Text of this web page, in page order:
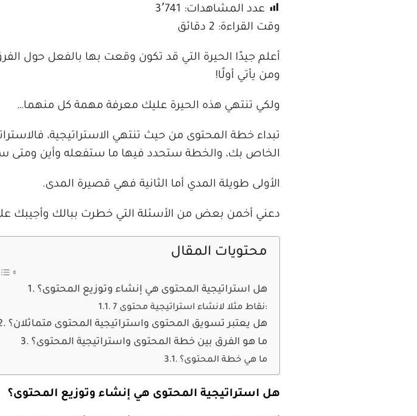
عدد المشاهدات: 3٬741
وقت القراءة: 2 دقائق
أعلم جيدًا الحيرة التي قد تكون وقعت بها بالفعل حول
ومن يأتي أولًا!
ولكي تنتهي هذه الحيرة عليك معرفة مهمة كل منهما…
تبداء خطة المحتوى من حيث تنتهي الاستراتيجية،
الخاص بك، والخطة ستحدد فيها ما ستفعله وأين ومتى
الأولى طويلة المدي أما الثانية فهي قصيرة المدى.
دعني أخمن بعض من الأسئلة التي خطرت ببالك وأجيبك
محتويات المقال
هل استراتيجية المحتوى هي إنشاء وتوزيع المحتوى؟
7 نقاط مثلا لانشاء استراتيجية محتوى:
هل يعتبر تسويق المحتوى واستراتيجية المحتوى متماثلان؟
ما هو الفرق بين خطة المحتوى واستراتيجية المحتوى؟
ما هي خطة المحتوى؟
هل استراتيجية المحتوى هي إنشاء وتوزيع المحتوى؟